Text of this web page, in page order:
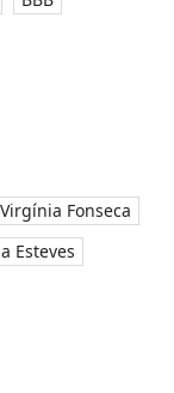
Virgínia Fonseca
Esteves